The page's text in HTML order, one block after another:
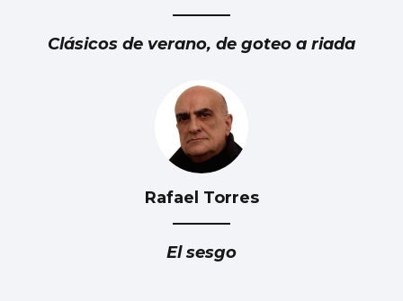
Clásicos de verano, de goteo a riada
Rafael Torres
El sesgo